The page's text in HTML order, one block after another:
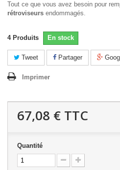
Tout ce que vous avez besoin pour
rétroviseurs endommagés.
4 Produits En stock
Tweet Partager
Imprimer
67,08 € TTC
Quantité